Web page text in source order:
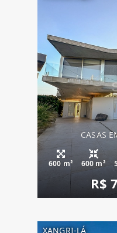
CASAS
600 m² 600 m²
R$
XANGRI-LÁ